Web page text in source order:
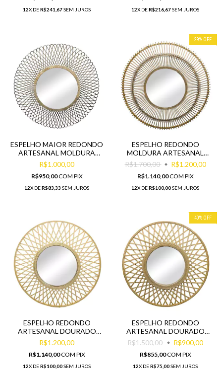
12X DER$241,67SEM JUROS 12X DER$216,67SEM JUROS
ESPELHO MAIOR REDONDO
ARTESANAL MOLDURA
BAMBU ENTRELAÇADO
R$1.000,00
R$950,00COM PIX
12X DER$83,33 SEM JUROS
29% OFF
ESPELHO REDONDO
MOLDURA ARTESANAL
FINOS TRAÇOS IMPECAVEL
R$1.700,00 R$1.200,00
R$1.140,00COM PIX
12X DER$100,00SEM JUROS
ESPELHO REDONDO
ARTESANAL DOURADO
MOLDURA ENTRECRUZADA
R$1.200,00
R$1.140,00COM PIX
12X DER$100,00SEM JUROS
40% OFF
ESPELHO REDONDO
ARTESANAL DOURADO
MENOR MOLDURA
R$1.500,00 R$900,00
R$855,00COM PIX
12X DER$75,00SEM JUROS